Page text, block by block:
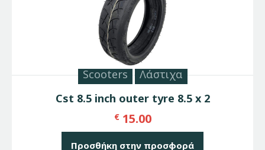
Scooters
Λάστιχα
Cst 8.5 inch outer tyre 8.5 x 2
€ 15.00
Προσθήκη στην προσφορά